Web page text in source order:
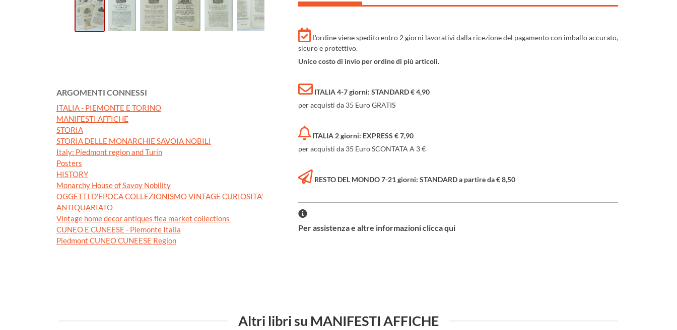
ARGOMENTI CONNESSI
ITALIA - PIEMONTE E TORINO
MANIFESTI AFFICHE
STORIA
STORIA DELLE MONARCHIE SAVOIA NOBILI
Italy: Piedmont region and Turin
Posters
HISTORY
Monarchy House of Savoy Nobility
OGGETTI D'EPOCA COLLEZIONISMO VINTAGE CURIOSITA'
ANTIQUARIATO
Vintage home decor antiques flea market collections
CUNEO E CUNEESE - Piemonte Italia
Piedmont CUNEO CUNEESE Region
L'ordine viene spedito entro 2 giorni lavorativi dalla ricezione del pagamento con imballo accurato,
sicuro e protettivo.
Unico costo di invio per ordine di più articoli.
ITALIA 4-7 giorni: STANDARD € 4,90
per acquisti da 35 Euro GRATIS
ITALIA 2 giorni: EXPRESS € 7,90
per acquisti da 35 Euro SCONTATA A 3 €
RESTO DEL MONDO 7-21 giorni: STANDARD a partire da € 8,50
Per assistenza e altre informazioni clicca qui
Altri libri su MANIFESTI AFFICHE